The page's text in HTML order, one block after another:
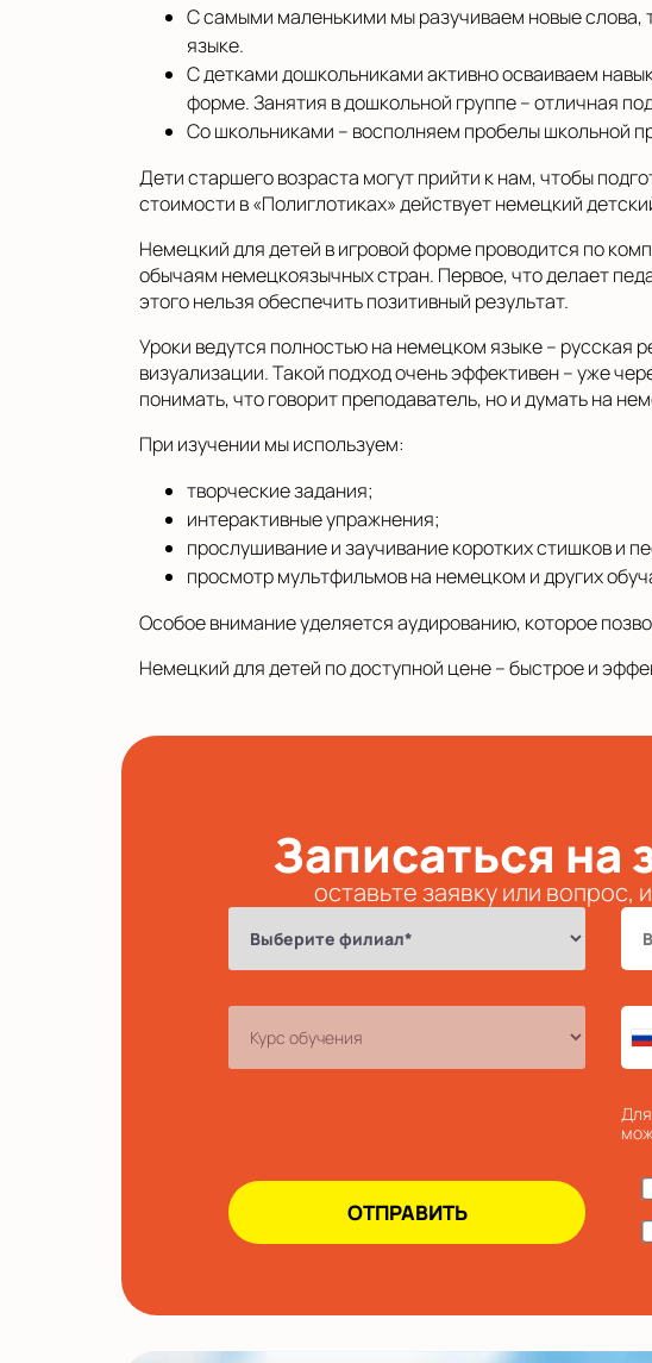
С самыми маленькими мы разучиваем новые
языке.
С детками дошкольниками активно осваиваем
форме. Занятия в дошкольной группе – отличная
Со школьниками – восполняем пробелы школьной
Дети старшего возраста могут прийти к нам, чтобы
стоимости в «Полиглотиках» действует немецкий
Немецкий для детей в игровой форме проводится по
обычаям немецкоязычных стран. Первое, что делает
этого нельзя обеспечить позитивный результат.
Уроки ведутся полностью на немецком языке – русская
визуализации. Такой подход очень эффективен – уже
понимать, что говорит преподаватель, но и думать на
При изучении мы используем:
творческие задания;
интерактивные упражнения;
прослушивание и заучивание коротких стишков и
просмотр мультфильмов на немецком и других
Особое внимание уделяется аудированию, которое
Немецкий для детей по доступной цене – быстрое и
Записаться на
оставьте заявку или